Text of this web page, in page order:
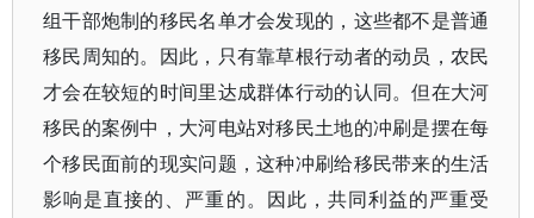
组干部炮制的移民名单才会发现的，这些都不是普通
移民周知的。因此，只有靠草根行动者的动员，农民
才会在较短的时间里达成群体行动的认同。但在大河
移民的案例中，大河电站对移民土地的冲刷是摆在每
个移民面前的现实问题，这种冲刷给移民带来的生活
影响是直接的、严重的。因此，共同利益的严重受